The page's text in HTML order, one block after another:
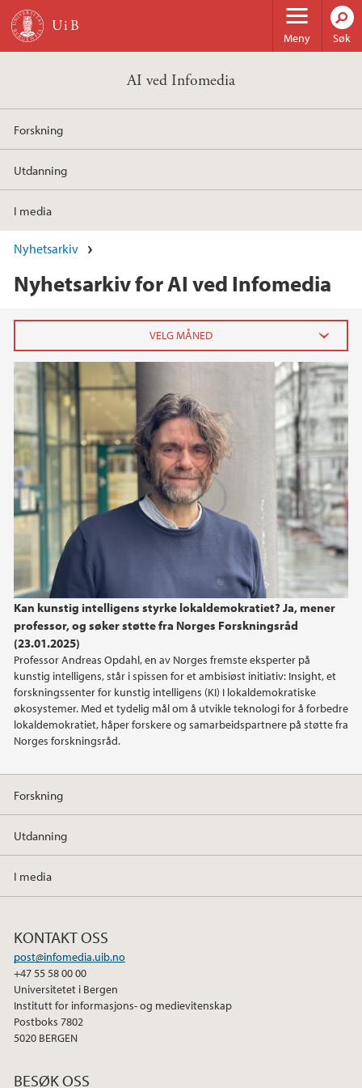
Hopp til hovedinnhold
Meny Søk
AI ved Infomedia
Forskning
Utdanning
I media
Nyhetsarkiv
Nyhetsarkiv for AI ved Infomedia
Kan kunstig intelligens styrke lokaldemokratiet? Ja, mener
professor, og søker støtte fra Norges Forskningsråd
(23.01.2025)
Professor Andreas Opdahl, en av Norges fremste eksperter på
kunstig intelligens, står i spissen for et ambisiøst initiativ: Insight, et
forskningssenter for kunstig intelligens (KI) I lokaldemokratiske
økosystemer. Med et tydelig mål om å utvikle teknologi for å forbedre
lokaldemokratiet, håper forskere og samarbeidspartnere på støtte fra
Norges forskningsråd.
november (1)
september (2)
april (3)
mars (1)
februar (1)
januar (1)
2024
2022
Forskning
Utdanning
I media
KONTAKT OSS
post@infomedia.uib.no
+47 55 58 00 00
Universitetet i Bergen
Institutt for informasjons- og medievitenskap
Postboks 7802
5020 BERGEN
BESØK OSS